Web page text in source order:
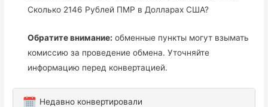
Сколько 2146 Рублей ПМР в Долларах США?
Обратите внимание: обменные пункты могут взымать
комиссию за проведение обмена. Уточняйте
информацию перед конвертацией.
Недавно конвертировали